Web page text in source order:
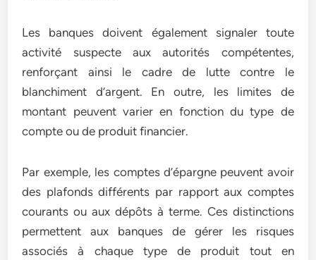
Les banques doivent également signaler toute
activité suspecte aux autorités compétentes,
renforçant ainsi le cadre de lutte contre le
blanchiment d’argent. En outre, les limites de
montant peuvent varier en fonction du type de
compte ou de produit financier.
Par exemple, les comptes d’épargne peuvent avoir
des plafonds différents par rapport aux comptes
courants ou aux dépôts à terme. Ces distinctions
permettent aux banques de gérer les risques
associés à chaque type de produit tout en